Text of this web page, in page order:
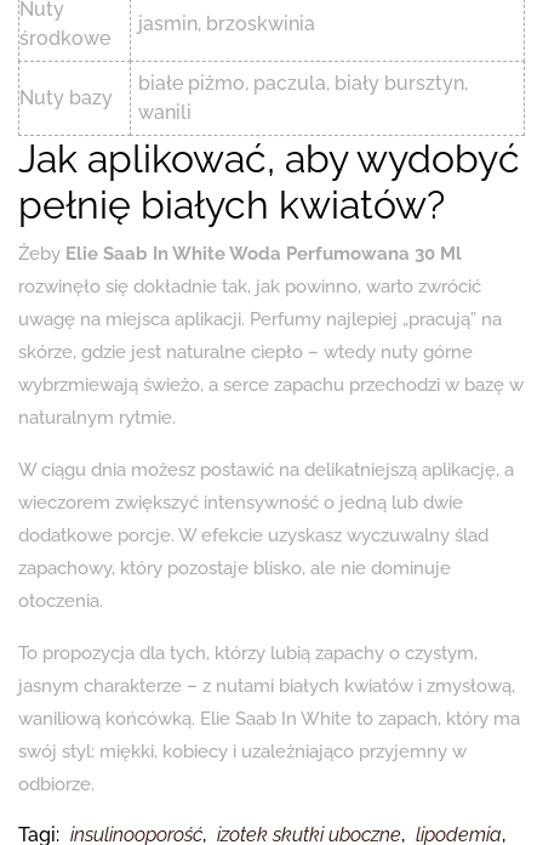
Nuty
środkowe
jasmin, brzoskwinia
Nuty bazy
białe piżmo, paczula, biały bursztyn,
wanili
Jak aplikować, aby wydobyć
pełnię białych kwiatów?
Żeby Elie Saab In White Woda Perfumowana 30 Ml
rozwinęło się dokładnie tak, jak powinno, warto zwrócić
uwagę na miejsca aplikacji. Perfumy najlepiej „pracują” na
skórze, gdzie jest naturalne ciepło – wtedy nuty górne
wybrzmiewają świeżo, a serce zapachu przechodzi w bazę w
naturalnym rytmie.
W ciągu dnia możesz postawić na delikatniejszą aplikację, a
wieczorem zwiększyć intensywność o jedną lub dwie
dodatkowe porcje. W efekcie uzyskasz wyczuwalny ślad
zapachowy, który pozostaje blisko, ale nie dominuje
otoczenia.
To propozycja dla tych, którzy lubią zapachy o czystym,
jasnym charakterze – z nutami białych kwiatów i zmysłową,
waniliową końcówką. Elie Saab In White to zapach, który ma
swój styl: miękki, kobiecy i uzależniająco przyjemny w
odbiorze.
Tagi: insulinooporość, izotek skutki uboczne, lipodemia,